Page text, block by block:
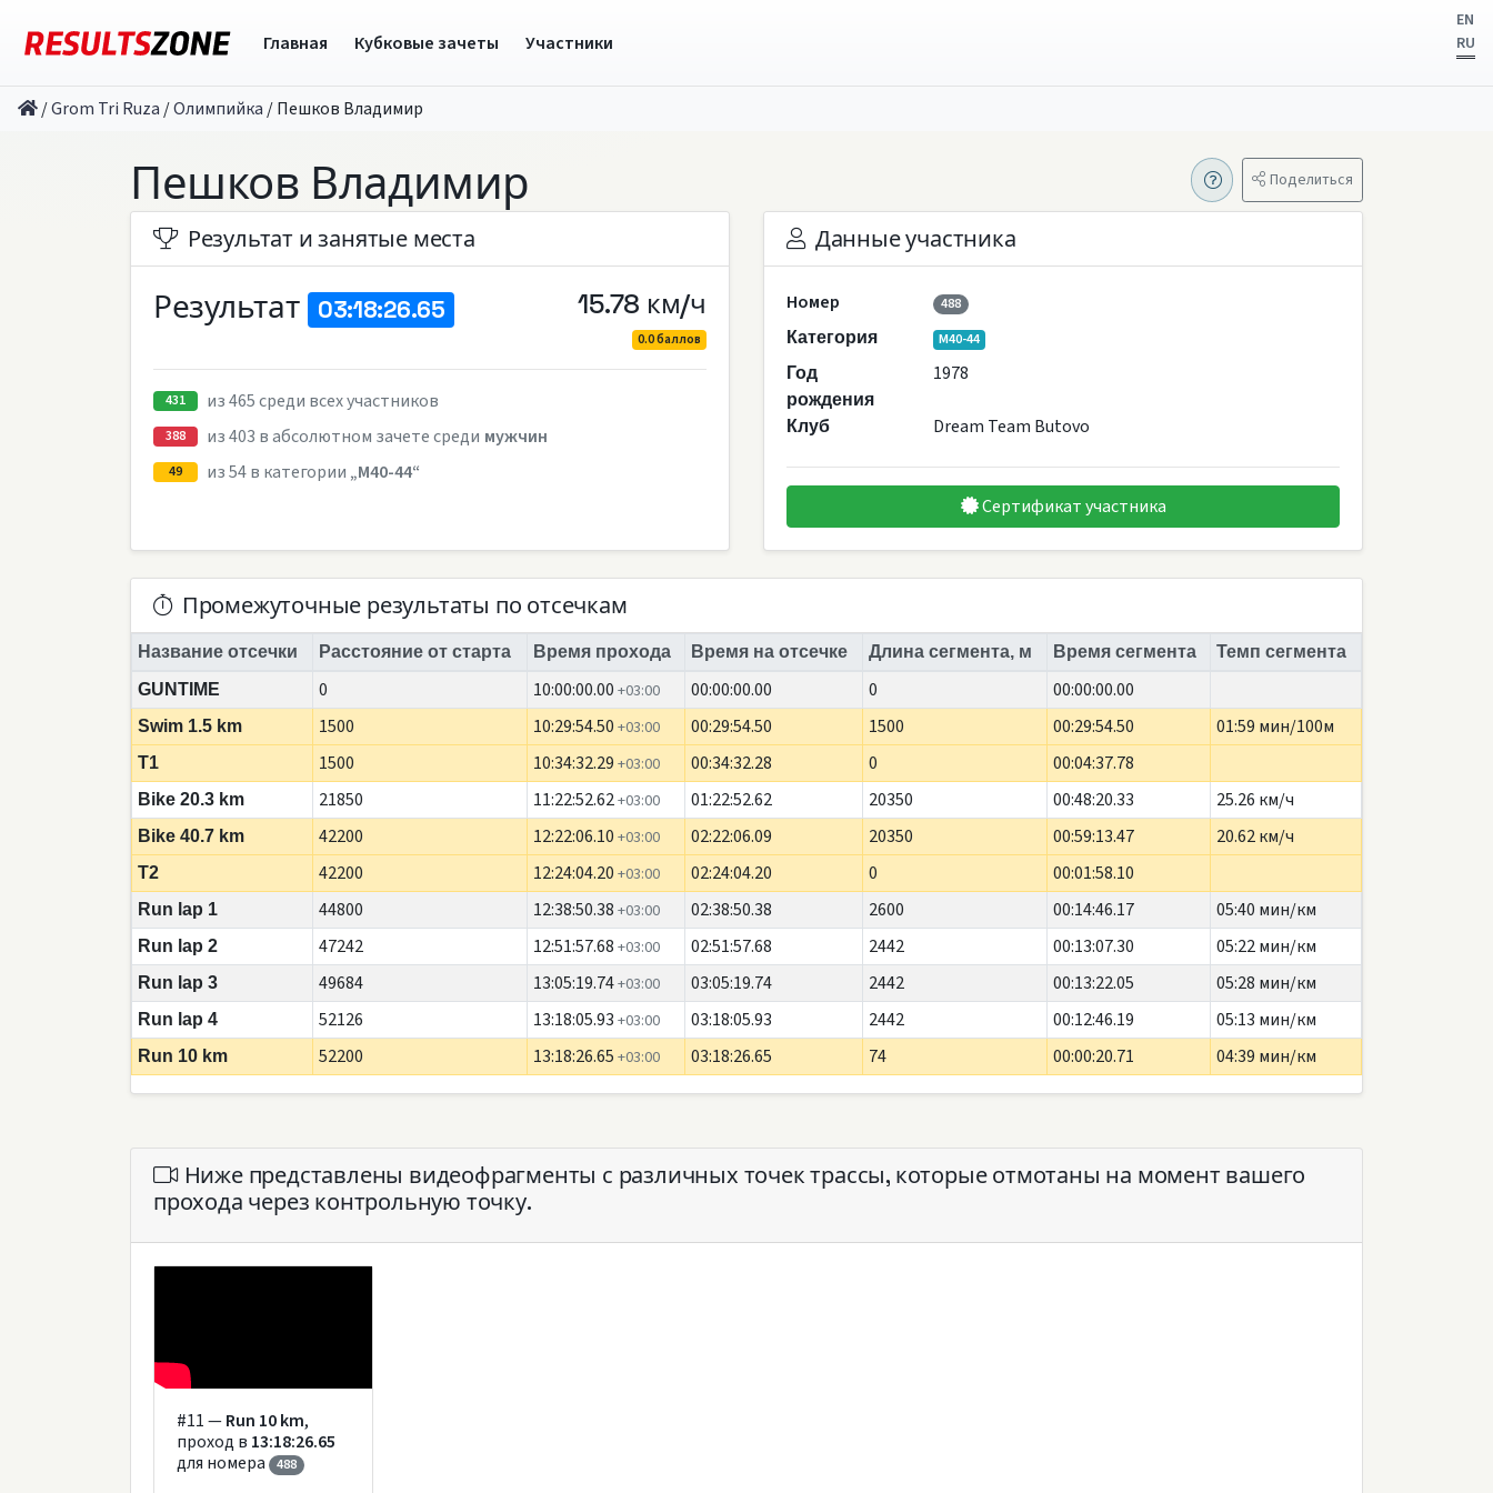
Главная Кубковые зачеты Участники
EN
RU
/Grom Tri Ruza /Олимпийка /Пешков Владимир
Пешков Владимир Поделиться
Результат и занятые места
Результат 03:18:26.65 15.78 км/ч
0.0 баллов
431 из 465 среди всех участников
388 из 403 в абсолютном зачете среди мужчин
49 из 54 в категории „M40-44“
Данные участника
Номер
488
Категория
M40-44
Год
рождения
1978
Клуб Dream Team Butovo
Сертификат участника
Промежуточные результаты по отсечкам
Название отсечки Расстояние от старта Время прохода Время на отсечке Длина сегмента, м Время сегмента
Темп сегмента
GUNTIME
0 10:00:00.00 +03:00 00:00:00.00 0 00:00:00.00
Swim 1.5 km 1500 10:29:54.50 +03:00 00:29:54.50 1500 00:29:54.50 01:59 мин/100м
T1 1500 10:34:32.29 +03:00 00:34:32.28 0 00:04:37.78
Bike 20.3 km 21850 11:22:52.62+03:00 01:22:52.62 20350 00:48:20.33 25.26 км/ч
Bike 40.7 km 42200 12:22:06.10 +03:00 02:22:06.09 20350 00:59:13.47 20.62 км/ч
T2 42200 12:24:04.20 +03:00 02:24:04.20 0 00:01:58.10
Run lap 1 44800 12:38:50.38 +03:00 02:38:50.38 2600 00:14:46.17 05:40 мин/км
Run lap 2 47242 12:51:57.68 +03:00 02:51:57.68 2442 00:13:07.30 05:22 мин/км
Run lap 3 49684 13:05:19.74+03:00 03:05:19.74 2442 00:13:22.05 05:28 мин/км
Run lap 4 52126 13:18:05.93 +03:00 03:18:05.93 2442 00:12:46.19 05:13 мин/км
Run 10 km 52200 13:18:26.65 +03:00 03:18:26.65 74 00:00:20.71 04:39 мин/км
Ниже представлены видеофрагменты с различных точек трассы, которые отмотаны на момент вашего
прохода через контрольную точку.
#11 —Run 10 km,
проход в 13:18:26.65
для номера
488